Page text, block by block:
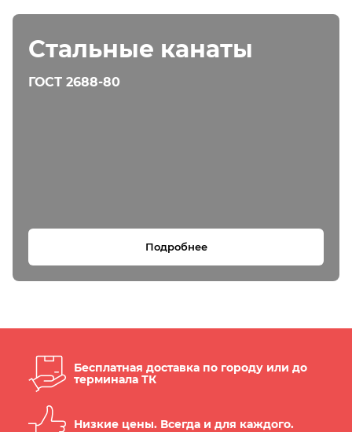
Стальные канаты
ГОСТ 2688-80
Подробнее
Бесплатная доставка по городу или до
терминала ТК
Низкие цены. Всегда и для каждого.